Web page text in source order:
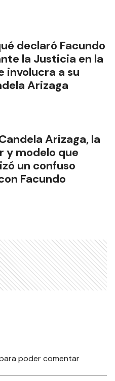
declaró Facundo
la Justicia en la
involucra a su
Arizaga
Arizaga, la
y modelo que
un confuso
Facundo
poder comentar